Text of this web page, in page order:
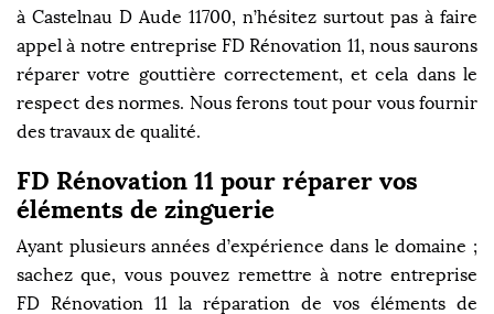
à Castelnau D Aude 11700, n’hésitez surtout pas à faire
appel à notre entreprise FD Rénovation 11, nous saurons
réparer votre gouttière correctement, et cela dans le
respect des normes. Nous ferons tout pour vous fournir
des travaux de qualité.
FD Rénovation 11 pour réparer vos
éléments de zinguerie
Ayant plusieurs années d’expérience dans le domaine ;
sachez que, vous pouvez remettre à notre entreprise
FD Rénovation 11 la réparation de vos éléments de